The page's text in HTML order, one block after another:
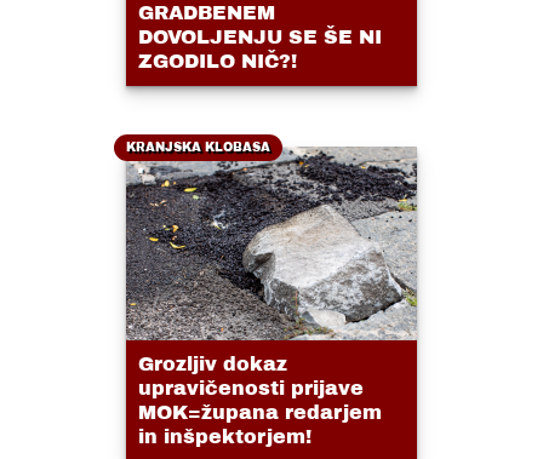
GRADBENEM
DOVOLJENJU SE ŠE NI
ZGODILO NIČ?!
KRANJSKA KLOBASA
Grozljiv dokaz
upravičenosti prijave
MOK=župana redarjem
in inšpektorjem!